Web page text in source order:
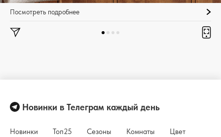
Посмотреть подробнее
Новинки в Телеграм каждый день
Новинки Топ25 Сезоны Комнаты
Цвет